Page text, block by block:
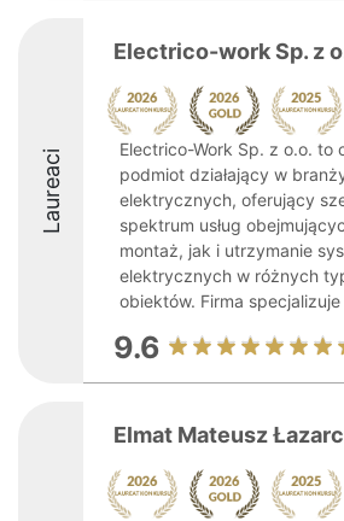
Laureaci
Electrico-work Sp. z
Electrico-Work Sp. z o.o. to
podmiot działający w
elektrycznych, oferujący
spektrum usług
montaż, jak i utrzymanie
elektrycznych w różnych
obiektów. Firma specjalizuje
9.6
Elmat Mateusz